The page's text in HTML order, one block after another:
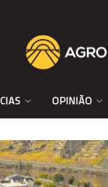
OPINIÃO